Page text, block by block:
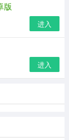
版
进入
进入